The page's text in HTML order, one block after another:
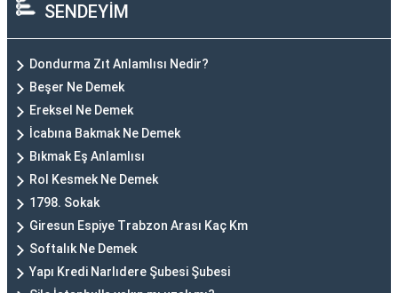
SENDEYİM
Dondurma Zıt Anlamlısı Nedir?
Beşer Ne Demek
Ereksel Ne Demek
İcabına Bakmak Ne Demek
Bıkmak Eş Anlamlısı
Rol Kesmek Ne Demek
1798. Sokak
Giresun Espiye Trabzon Arası Kaç Km
Softalık Ne Demek
Yapı Kredi Narlıdere Şubesi Şubesi